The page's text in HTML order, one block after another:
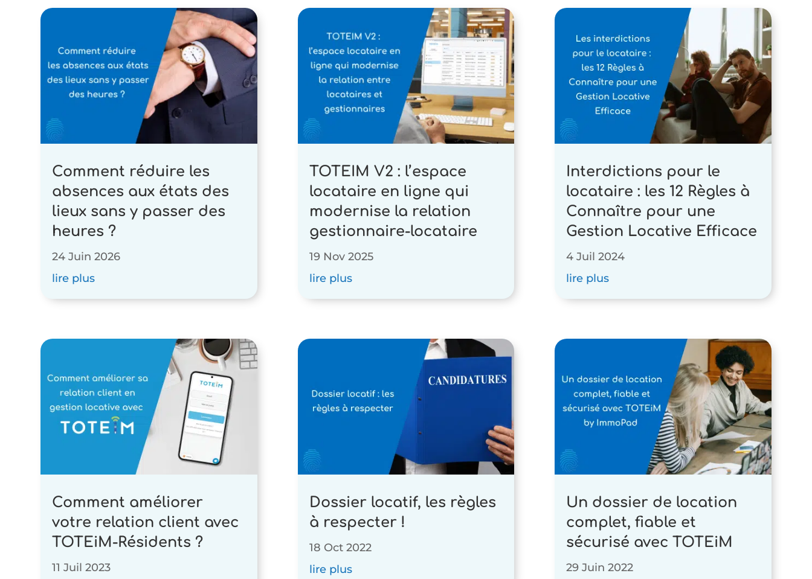
immobiliers
Espace locataire
TOTEIM
Premium
Module IA
Connect
Assistance
et
formations
Nos
intégrations
Comment réduire les
absences aux états des
lieux sans y passer des
heures ?
24 Juin 2026
lire plus
Comment améliorer
votre relation client avec
TOTEiM-Résidents ?
11 Juil 2023
TOTEIM V2 : l’espace
locataire en ligne qui
modernise la relation
gestionnaire-locataire
19 Nov 2025
lire plus
Dossier locatif, les règles
à respecter !
18 Oct 2022
lire plus
Interdictions pour le
locataire : les 12 Règles à
Connaître pour une
Gestion Locative Efficace
4 Juil 2024
lire plus
Un dossier de location
complet, fiable et
sécurisé avec TOTEiM
29 Juin 2022